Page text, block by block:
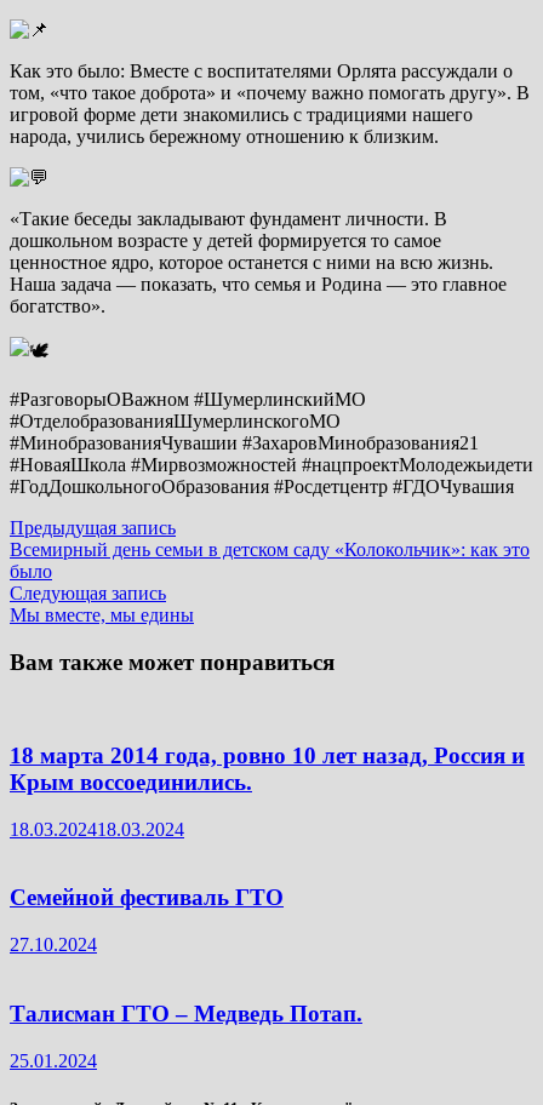
Как это было: Вместе с воспитателями Орлята рассуждали о
том, «что такое доброта» и «почему важно помогать другу». В
игровой форме дети знакомились с традициями нашего
народа, учились бережному отношению к близким.
«Такие беседы закладывают фундамент личности. В
дошкольном возрасте у детей формируется то самое
ценностное ядро, которое останется с ними на всю жизнь.
Наша задача — показать, что семья и Родина — это главное
богатство».
#РазговорыОВажном #ШумерлинскийМО
#ОтделобразованияШумерлинскогоМО
#МинобразованияЧувашии #ЗахаровМинобразования21
#НоваяШкола #Мирвозможностей #нацпроектМолодежьидети
#ГодДошкольногоОбразования #Росдетцентр #ГДОЧувашия
Навигация
по
записям
Предыдущая записьПредыдущая
запись:
Всемирный день семьи в детском саду «Колокольчик»: как это
было
Следующая записьСледующая
запись:
Мы вместе, мы едины
Вам также может понравиться
18 марта 2014 года, ровно 10 лет назад, Россия и
Крым воссоединились.
18.03.202418.03.2024
Семейной фестиваль ГТО
27.10.2024
Талисман ГТО – Медведь Потап.
25.01.2024